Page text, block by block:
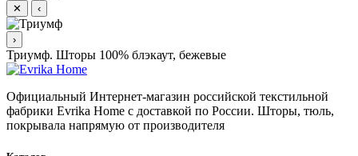
✕ ‹
›
Триумф. Шторы 100% блэкаут, бежевые
Официальный Интернет-магазин российской текстильной
фабрики Evrika Home c доставкой по России. Шторы, тюль,
покрывала напрямую от производителя